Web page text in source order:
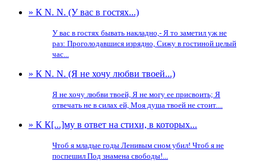
» К N. N. (У вас в гостях...)
У вас в гостях бывать накладно,- Я то заметил уж не
раз: Проголодавшися изрядно, Сижу в гостиной целый
час...
» К N. N. (Я не хочу любви твоей...)
Я не хочу любви твоей, Я не могу ее присвоить; Я
отвечать не в силах ей, Моя душа твоей не стоит....
» К К[...]му в ответ на стихи, в которых...
Чтоб я младые годы Ленивым сном убил! Чтоб я не
поспешил Под знамена свободы!...